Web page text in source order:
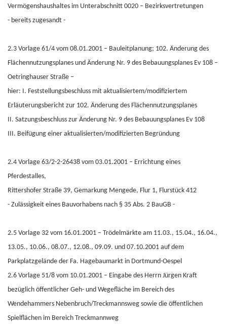
Vermögenshaushaltes im Unterabschnitt 0020 – Bezirksvertretungen
- bereits zugesandt -
2.3 Vorlage 61/4 vom 08.01.2001 – Bauleitplanung; 102. Änderung des
Flächennutzungsplanes und Änderung Nr. 9 des Bebauungsplanes Ev 108 –
Oetringhauser Straße –
hier: I. Feststellungsbeschluss mit aktualisiertem/modifiziertem
Erläuterungsbericht zur 102. Änderung des Flächennutzungsplanes
II. Satzungsbeschluss zur Änderung Nr. 9 des Bebauungsplanes Ev 108
III. Beifügung einer aktualisierten/modifizierten Begründung
2.4 Vorlage 63/2-2-26438 vom 03.01.2001 – Errichtung eines
Pferdestalles,
Rittershofer Straße 39, Gemarkung Mengede, Flur 1, Flurstück 412
- Zulässigkeit eines Bauvorhabens nach § 35 Abs. 2 BauGB -
2.5 Vorlage 32 vom 16.01.2001 – Trödelmärkte am 11.03., 15.04., 16.04.,
13.05., 10.06., 08.07., 12.08., 09.09. und 07.10.2001 auf dem
Parkplatzgelände der Fa. Hagebaumarkt in Dortmund-Oespel
2.6 Vorlage 51/8 vom 10.01.2001 – Eingabe des Herrn Jürgen Kraft
bezüglich öffentlicher Geh- und Wegefläche im Bereich des
Wendehammers Nebenbruch/Treckmannsweg sowie die öffentlichen
Spielflächen im Bereich Treckmannweg